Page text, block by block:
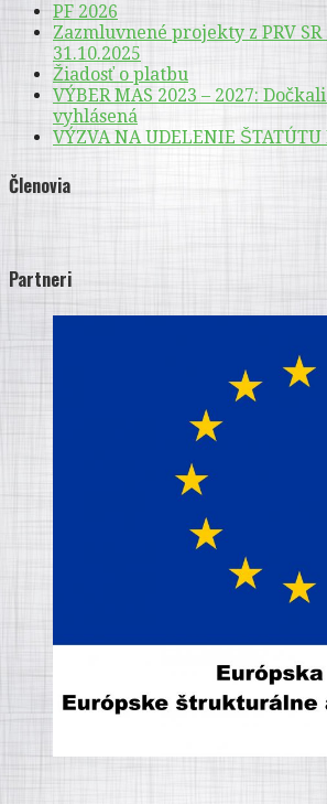
PF 2026
Zazmluvnené projekty z PRV SR
31.10.2025
Žiadosť o platbu
VÝBER MAS 2023 – 2027:
vyhlásená
VÝZVA NA UDELENIE
Členovia
Partneri